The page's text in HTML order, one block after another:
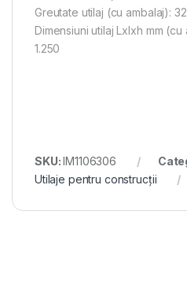
Greutate utilaj (cu ambalaj):
Dimensiuni utilaj Lxlxh mm
1.250
SKU:IM1106306
Utilaje pentru construcții